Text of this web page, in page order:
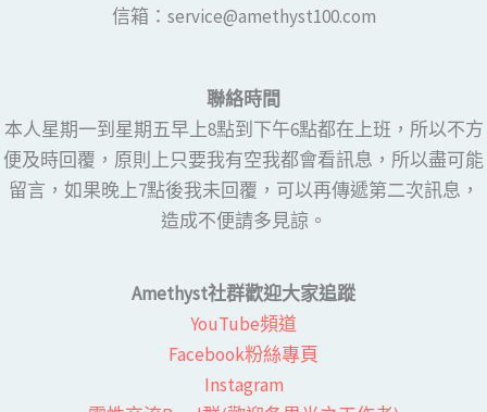
​​信箱：service@amethyst100.com
聯絡時間
本人星期一到星期五早上8點到下午6點都在上班，所以不方
便及時回覆，原則上只要我有空我都會看訊息，所以盡可能
留言，如果晚上7點後我未回覆，可以再傳遞第二次訊息，
造成不便請多見諒。
Amethyst社群歡迎大家追蹤
YouTube頻道
Facebook粉絲專頁​
Instagram